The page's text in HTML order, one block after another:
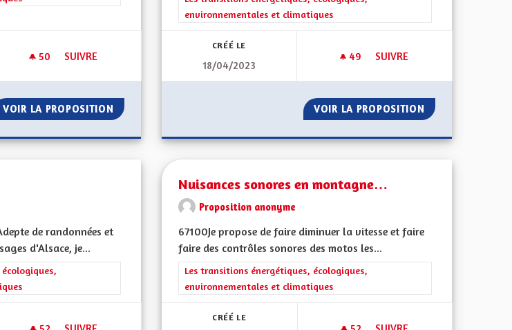
50 50 ABONNÉS
SUIVRE
PRÉSERVATION DE LA BIODIVERSITÉ DE L’ÉCOSYSTÈME ROUTIER
VOIR LA PROPOSITION PRÉSERVATION DE LA BIODIVERSITÉ DE L’ÉCOSYSTÈME ROUTIER
environnementales et climatiques
CRÉÉ LE
18/04/2023
49 49 ABONNÉS
SUIVRE
VOIR LA PROPOSITION POUR UNE
de randonnées et
d'Alsace, je...
: Les transitions énergétiques, écologiques, environnementales et climatiques
Nuisances sonores en montagne…
Proposition anonyme
67100Je propose de faire diminuer la vitesse et faire
faire des contrôles sonores des motos les...
Filtrer les résultats de la catégorie : Les transitions énergétiques,
Les transitions énergétiques, écologiques,
environnementales et climatiques
CRÉÉ LE